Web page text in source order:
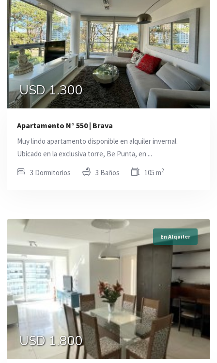
USD 1.300
Apartamento N° 550 | Brava
Muy lindo apartamento disponible en alquiler invernal.
Ubicado en la exclusiva torre, Be Punta, en ...
3 Dormitorios 3 Baños 105 m2
En Alquiler
USD 1.800